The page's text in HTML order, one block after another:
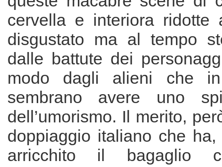
cervella e interiora ridotte
disgustato ma al tempo
dalle battute dei
modo dagli alieni che
sembrano avere uno
dell’umorismo. Il merito,
doppiaggio italiano che
arricchito il bagaglio